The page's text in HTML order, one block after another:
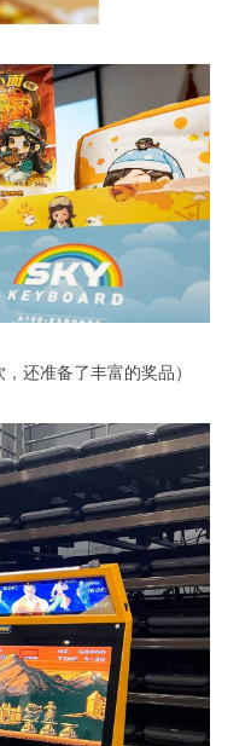
还准备了丰富的奖品）